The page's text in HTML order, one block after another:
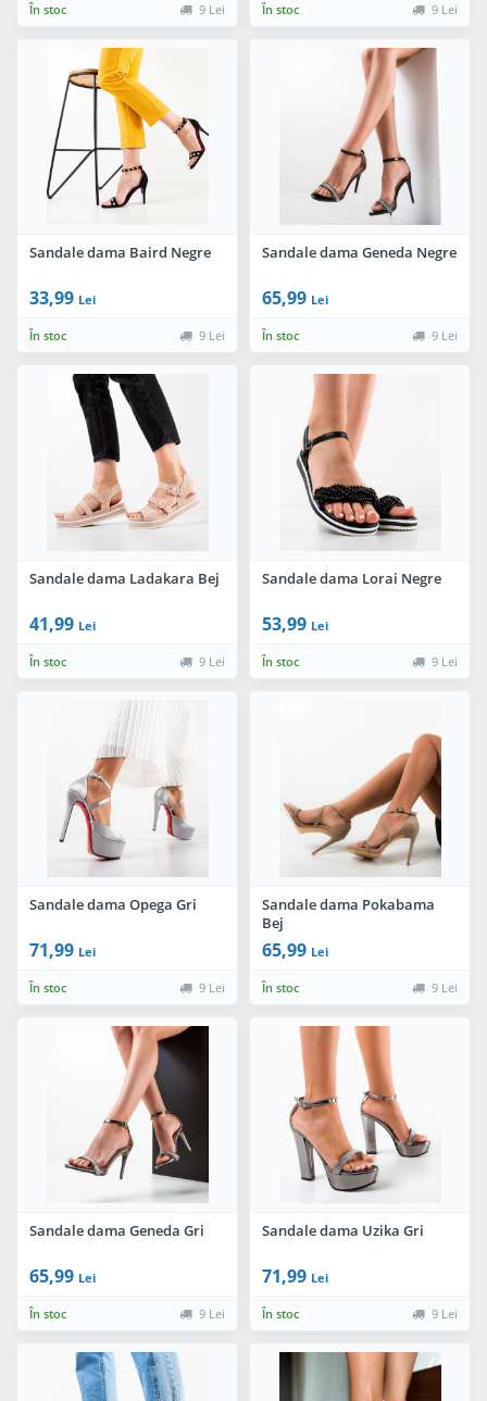
În stoc 9 Lei În stoc 9 Lei
Sandale dama Baird Negre
33,99 Lei
În stoc 9 Lei
Sandale dama Geneda Negre
65,99 Lei
În stoc 9 Lei
Sandale dama Ladakara Bej
41,99 Lei
În stoc 9 Lei
Sandale dama Lorai Negre
53,99 Lei
În stoc 9 Lei
Sandale dama Opega Gri
71,99 Lei
În stoc 9 Lei
Sandale dama Pokabama
Bej
65,99 Lei
În stoc 9 Lei
Sandale dama Geneda Gri
65,99 Lei
În stoc 9 Lei
Sandale dama Uzika Gri
71,99 Lei
În stoc 9 Lei